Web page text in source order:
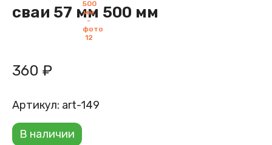
сваи 57 мм 500 мм
360 ₽
Артикул: art-149
В наличии